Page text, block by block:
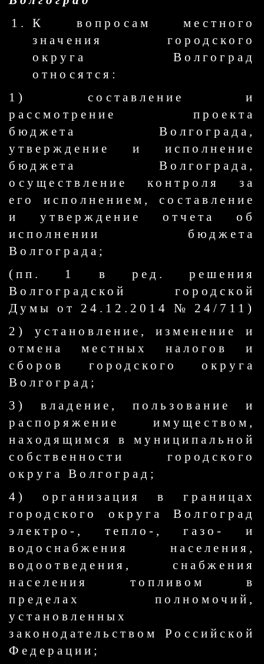
К вопросам местного
значения городского
округа Волгоград
относятся:
1) составление и
рассмотрение проекта
бюджета Волгограда,
утверждение и исполнение
бюджета Волгограда,
осуществление контроля за
его исполнением, составление
и утверждение отчета об
исполнении бюджета
Волгограда;
(пп. 1 в ред. решения
Волгоградской городской
Думы от 24.12.2014 № 24/711)
2) установление, изменение и
отмена местных налогов и
сборов городского округа
Волгоград;
3) владение, пользование и
распоряжение имуществом,
находящимся в муниципальной
собственности городского
округа Волгоград;
4) организация в границах
городского округа Волгоград
электро-, тепло-, газо- и
водоснабжения населения,
водоотведения, снабжения
населения топливом в
пределах полномочий,
установленных
законодательством Российской
Федерации;